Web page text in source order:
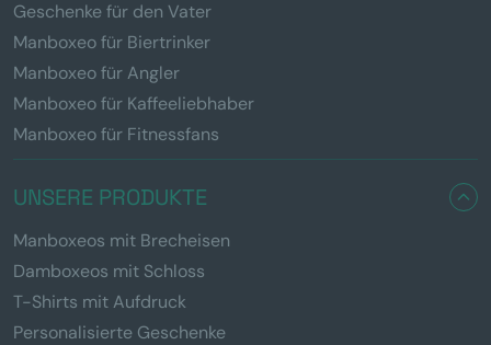
Geschenke für den Vater
Manboxeo für Biertrinker
Manboxeo für Angler
Manboxeo für Kaffeeliebhaber
Manboxeo für Fitnessfans
UNSERE PRODUKTE
Manboxeos mit Brecheisen
Damboxeos mit Schloss
T-Shirts mit Aufdruck
Personalisierte Geschenke